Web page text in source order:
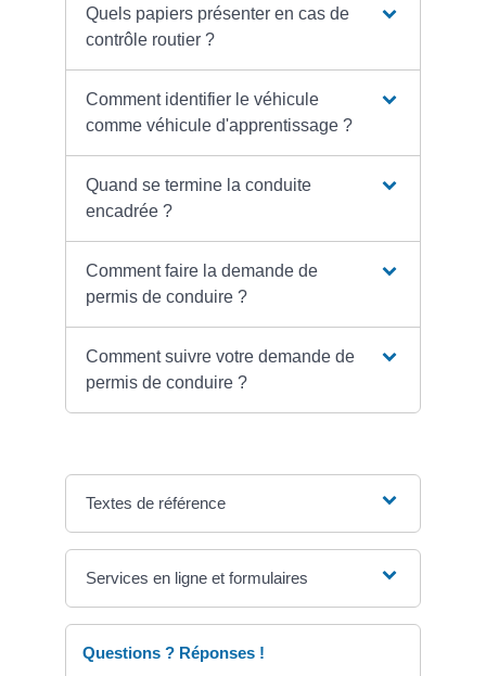
Quels papiers présenter en cas de
contrôle routier ?
Comment identifier le véhicule
comme véhicule d'apprentissage ?
Quand se termine la conduite
encadrée ?
Comment faire la demande de
permis de conduire ?
Comment suivre votre demande de
permis de conduire ?
Textes de référence
Services en ligne et formulaires
Questions ? Réponses !